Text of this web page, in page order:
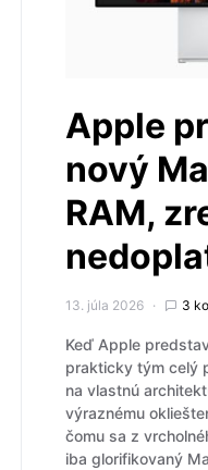
Apple
nový
RAM,
13. júla 2026 3
Keď Apple
prakticky tým celý
na vlastnú
výraznému
čomu sa z
iba glorifikovaný